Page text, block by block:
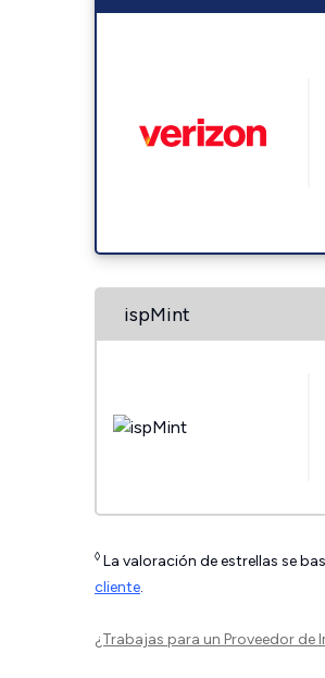
ispMint
◊ La valoración de estrellas se
cliente.
¿Trabajas para un Proveedor de